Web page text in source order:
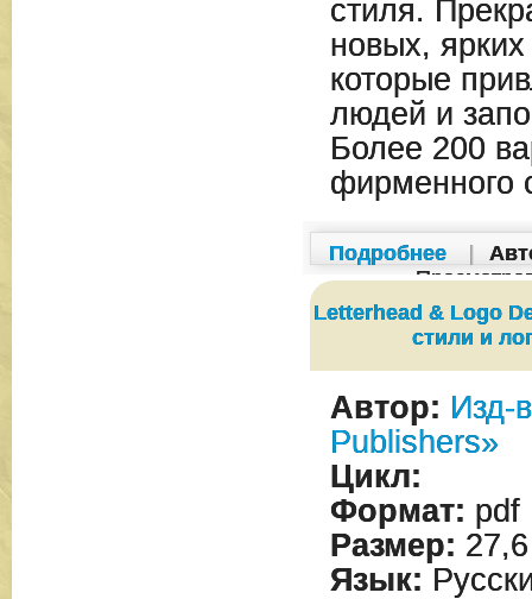
стиля.
новых,
которые
людей и
Более 200
фирменного
Подробнее
Letterhead & Logo
стили и
Автор: Изд-
Publishers»
Цикл:
Формат: pdf
Размер:
Язык: